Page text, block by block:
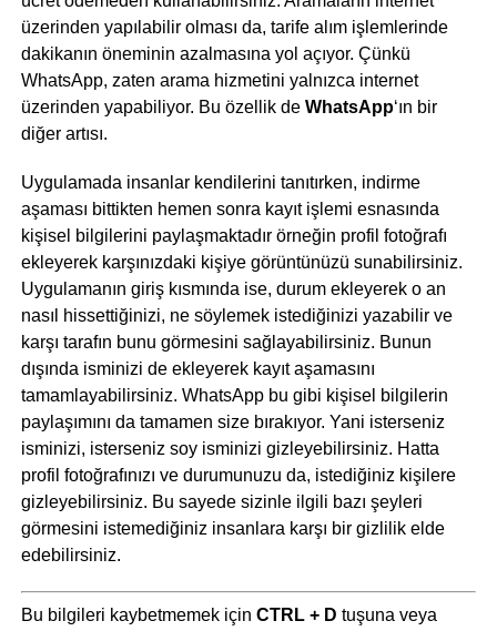
üzerinden yapılabilir olması da, tarife alım işlemlerinde
dakikanın öneminin azalmasına yol açıyor. Çünkü
WhatsApp, zaten arama hizmetini yalnızca internet
üzerinden yapabiliyor. Bu özellik de WhatsApp‘ın bir
diğer artısı.
Uygulamada insanlar kendilerini tanıtırken, indirme
aşaması bittikten hemen sonra kayıt işlemi esnasında
kişisel bilgilerini paylaşmaktadır örneğin profil fotoğrafı
ekleyerek karşınızdaki kişiye görüntünüzü sunabilirsiniz.
Uygulamanın giriş kısmında ise, durum ekleyerek o an
nasıl hissettiğinizi, ne söylemek istediğinizi yazabilir ve
karşı tarafın bunu görmesini sağlayabilirsiniz. Bunun
dışında isminizi de ekleyerek kayıt aşamasını
tamamlayabilirsiniz. WhatsApp bu gibi kişisel bilgilerin
paylaşımını da tamamen size bırakıyor. Yani isterseniz
isminizi, isterseniz soy isminizi gizleyebilirsiniz. Hatta
profil fotoğrafınızı ve durumunuzu da, istediğiniz kişilere
gizleyebilirsiniz. Bu sayede sizinle ilgili bazı şeyleri
görmesini istemediğiniz insanlara karşı bir gizlilik elde
edebilirsiniz.
Bu bilgileri kaybetmemek için CTRL + D tuşuna veya